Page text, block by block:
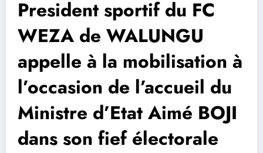
President sportif du FC
WEZA de WALUNGU
appelle à la mobilisation à
l’occasion de l’accueil du
Ministre d’Etat Aimé BOJI
dans son fief électorale